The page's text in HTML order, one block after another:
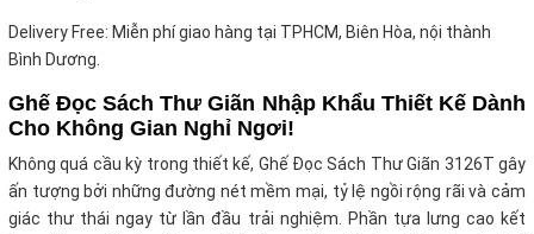
Delivery Free: Miễn phí giao hàng tại TPHCM, Biên Hòa, nội thành
Bình Dương.
Ghế Đọc Sách Thư Giãn Nhập Khẩu Thiết Kế Dành
Cho Không Gian Nghỉ Ngơi!
Không quá cầu kỳ trong thiết kế, Ghế Đọc Sách Thư Giãn 3126T gây
ấn tượng bởi những đường nét mềm mại, tỷ lệ ngồi rộng rãi và cảm
giác thư thái ngay từ lần đầu trải nghiệm. Phần tựa lưng cao kết